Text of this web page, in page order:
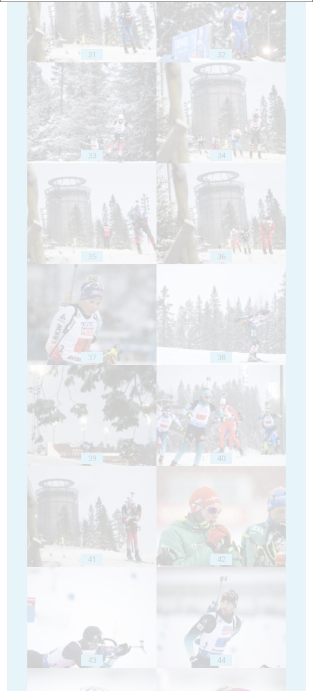
31 32
33 34
35 36
37 38
39 40
41 42
43 44